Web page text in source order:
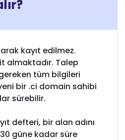
kayıt edilmez.
almaktadır. Talep
tüm bilgileri
bir .ci domain sahibi
sürebilir.
defteri, bir alan adını
güne kadar süre